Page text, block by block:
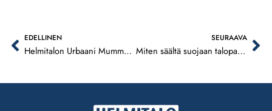
Prev
EDELLINEN
Helmitalon Urbaani Mummola 2.0 talonäyttely Valkeakoskella
SEURAAVA
Miten säältä suojaan talopaketit toimivat?